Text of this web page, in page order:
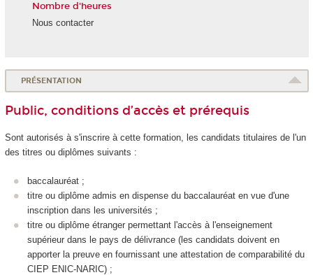
Nombre d'heures
Nous contacter
PRÉSENTATION
Public, conditions d’accès et prérequis
Sont autorisés à s'inscrire à cette formation, les candidats titulaires de l'un
des titres ou diplômes suivants :
baccalauréat ;
titre ou diplôme admis en dispense du baccalauréat en vue d'une
inscription dans les universités ;
titre ou diplôme étranger permettant l'accès à l'enseignement
supérieur dans le pays de délivrance (les candidats doivent en
apporter la preuve en fournissant une attestation de comparabilité du
CIEP ENIC-NARIC) ;